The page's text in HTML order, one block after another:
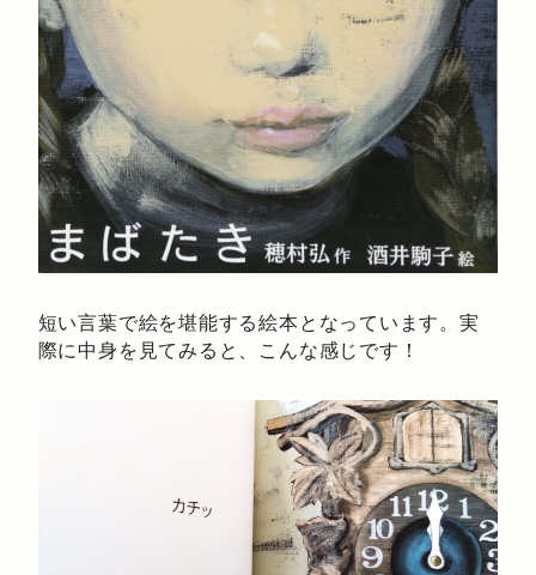
短い言葉で絵を堪能する絵本となっています。実
際に中身を見てみると、こんな感じです！